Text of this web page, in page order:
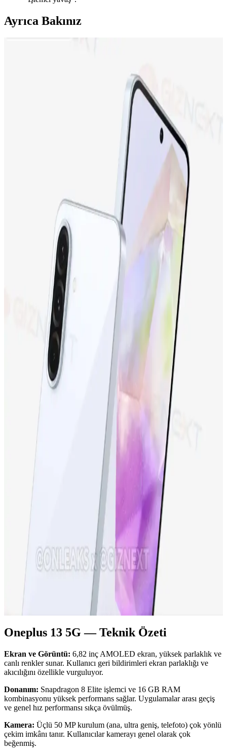
Ayrıca Bakınız
Neo dizüstü bilgisayar ve iPhone 17 arasındaki fiyat farkı, teknik
özellikler, miniaturizasyon zorlukları, üretim maliyetleri ve Apple'ın
pazar stratejileriyle şekilleniyor. Bu farkın detayları inceleniyor.
Apple iPhone 17 ve iPhone 15 Plus Karşılaştırması:
Özellikler ve Kullanıcı Yorumları
İki popüler iPhone modeli olan iPhone 17 ve iPhone 15 Plus'ın
ekran, kamera, batarya ve depolama özellikleri karşılaştırılıyor,
kullanıcı yorumlarıyla performans değerlendirmeleri sunuluyor.
Samsung Galaxy M13 İncelemesi: Ekonomik Fiyatlı
ve Gelişmiş Özelliklere Sahip Akıllı Telefon
Samsung Galaxy M13, uygun fiyatıyla dikkat çeken, geniş ekranı,
güçlü bataryası ve gelişmiş kamerasıyla günlük kullanım için ideal
bir akıllı telefon seçeneğidir.
Tecno Camon 19 Neo ve Tecno Spark 10
Karşılaştırması: Hangi Telefon Sizin İçin Uygun
Tecno Camon 19 Neo ve Tecno Spark 10'un özellikleri, kullanıcı
yorumları ve karşılaştırmasıyla, ihtiyaçlarınıza en uygun telefonu
Samsung Galaxy S24 Ultra: Yüksek Performans ve
Gelişmiş Kamera Özellikleriyle Yenilikçi Akıllı
Samsung Galaxy S24 Ultra, üstün kamera, yüksek performans ve
dayanıklı tasarımıyla öne çıkan en yeni akıllı telefon modeli.
Detaylar ve özellikler için inceleyin.
Samsung Galaxy S23 FE: Yüksek Performans ve
Uygun Fiyatlı Akıllı Telefon Seçenekleri
Samsung Galaxy S23 FE, yüksek performans, gelişmiş kamera ve
şık tasarımıyla uygun fiyatlı yeni nesil akıllı telefon. Günlük
kullanım ve profesyonel fotoğrafçılık için ideal seçenek.
iPhone 15 Pro ve Yeni Nesil Teknolojiler: Tasarım,
Performans ve Yenilikler
iPhone 15 Pro, gelişmiş ekran, güçlü işlemci ve yenilikçi kamera
özellikleriyle öne çıkıyor. Tasarım ve performans açısından yeni
standartlar belirleyen bu model, teknolojideki son trendleri
Samsung Galaxy A36 Özellikleri ve Kullanıcı
Deneyimleri Analizi
Samsung Galaxy A36, güçlü ekran, iyi kamera ve uzun pil ömrüyle
dikkat çeken uygun fiyatlı akıllı telefon. Güncel özellikleri ve
kullanıcı deneyimleri detaylarıyla inceleniyor.
Oneplus 13 5G — Teknik Özeti
Ekran ve Görüntü: 6,82 inç AMOLED ekran, yüksek parlaklık ve
canlı renkler sunar. Kullanıcı geri bildirimleri ekran parlaklığı ve
akıcılığını özellikle vurguluyor.
Donanım: Snapdragon 8 Elite işlemci ve 16 GB RAM
kombinasyonu yüksek performans sağlar. Uygulamalar arası geçiş
ve genel hız performansı sıkça övülmüş.
Kamera: Üçlü 50 MP kurulum (ana, ultra geniş, telefoto) çok yönlü
çekim imkânı tanır. Kullanıcılar kamerayı genel olarak çok
beğenmiş.